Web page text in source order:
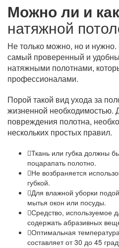
Можно ли и
натяжной
Не только можно, но и
самый проверенный и
натяжными полотнами,
профессионалами.
Порой такой вид ухода за
жизненной необходимостью.
повреждения полотна,
нескольких простых правил.
Ткань или губка должны
поцарапать полотно.
Не возбраняется
губкой.
Для влажной уборки
мытья окон или посуды.
Средство, используемое
содержать абразивных
Оптимальная
составляет от 30 до 45